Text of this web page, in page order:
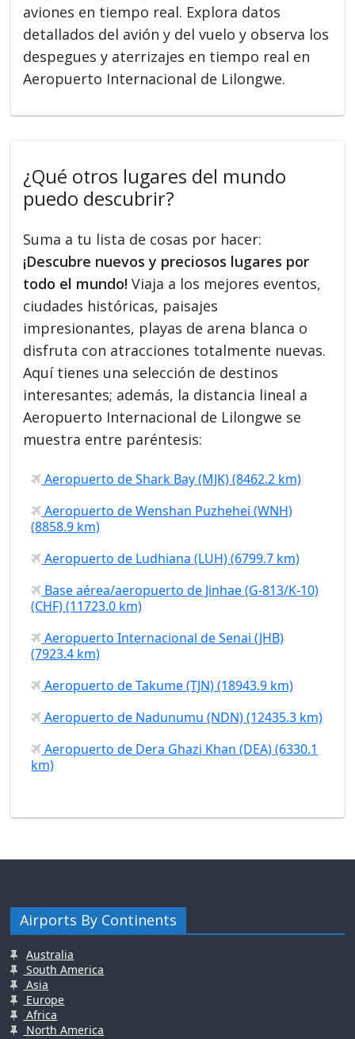
aviones en tiempo real. Explora datos
detallados del avión y del vuelo y observa los
despegues y aterrizajes en tiempo real en
Aeropuerto Internacional de Lilongwe.
¿Qué otros lugares del mundo
puedo descubrir?
Suma a tu lista de cosas por hacer:
¡Descubre nuevos y preciosos lugares por
todo el mundo! Viaja a los mejores eventos,
ciudades históricas, paisajes
impresionantes, playas de arena blanca o
disfruta con atracciones totalmente nuevas.
Aquí tienes una selección de destinos
interesantes; además, la distancia lineal a
Aeropuerto Internacional de Lilongwe se
muestra entre paréntesis:
Aeropuerto de Shark Bay (MJK) (8462.2 km)
Aeropuerto de Wenshan Puzhehei (WNH)
(8858.9 km)
Aeropuerto de Ludhiana (LUH) (6799.7 km)
Base aérea/aeropuerto de Jinhae (G-813/K-10)
(CHF) (11723.0 km)
Aeropuerto Internacional de Senai (JHB)
(7923.4 km)
Aeropuerto de Takume (TJN) (18943.9 km)
Aeropuerto de Nadunumu (NDN) (12435.3 km)
Aeropuerto de Dera Ghazi Khan (DEA) (6330.1
km)
Airports By Continents
Australia
South America
Asia
Europe
Africa
North America